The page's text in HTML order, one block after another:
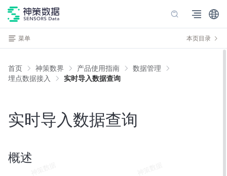
菜单 本页目录
首页 神策数界 产品使用指南
数据管理
埋点数据接入
实时导入数据查询
实时导入数据查询
概述